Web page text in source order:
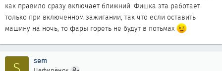
как правило сразу включает ближний. Фишка эта работает
только при включенном зажигании, так что если оставить
машину на ночь, то фары гореть не будут в потьмах
sem